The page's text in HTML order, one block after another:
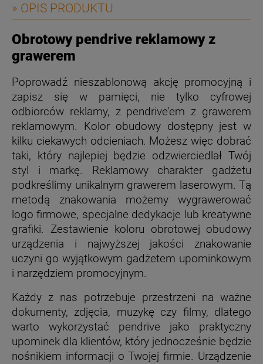
» OPIS PRODUKTU
Obrotowy pendrive reklamowy z
grawerem
Poprowadź nieszablonową akcję promocyjną i
zapisz się w pamięci, nie tylko cyfrowej
odbiorców reklamy, z pendrive'em z grawerem
reklamowym. Kolor obudowy dostępny jest w
kilku ciekawych odcieniach. Możesz więc dobrać
taki, który najlepiej będzie odzwierciedlał Twój
styl i markę. Reklamowy charakter gadżetu
podkreślimy unikalnym grawerem laserowym. Tą
metodą znakowania możemy wygrawerować
logo firmowe, specjalne dedykacje lub kreatywne
grafiki. Zestawienie koloru obrotowej obudowy
urządzenia i najwyższej jakości znakowanie
uczyni go wyjątkowym gadżetem upominkowym
i narzędziem promocyjnym.
Każdy z nas potrzebuje przestrzeni na ważne
dokumenty, zdjęcia, muzykę czy filmy, dlatego
warto wykorzystać pendrive jako praktyczny
upominek dla klientów, który jednocześnie będzie
nośnikiem informacji o Twojej firmie. Urządzenie